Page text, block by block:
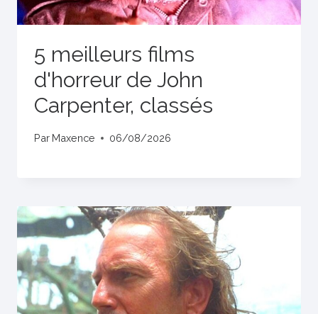
5 meilleurs films
d'horreur de John
Carpenter, classés
Par Maxence 06/08/2026